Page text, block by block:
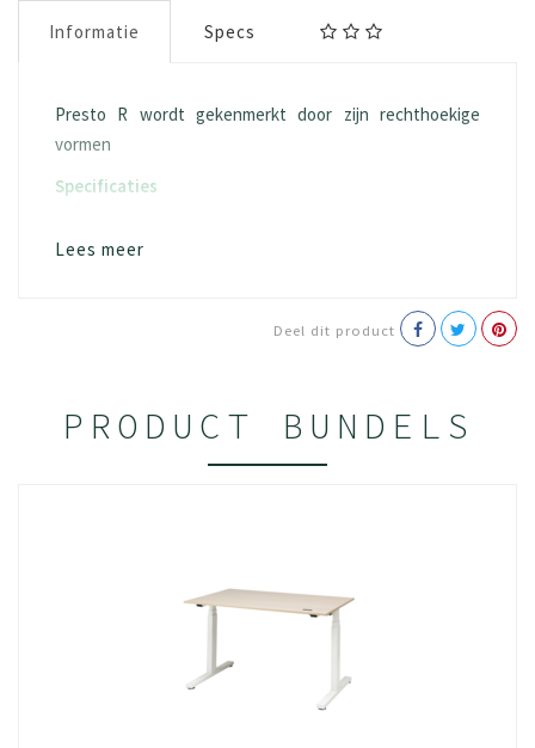
Informatie Specs
Presto R wordt gekenmerkt door zijn rechthoekige
vormen
Specificaties
staal
d.m.v. slechts 1 bout per poot
uitermate stabiel door speciaal ontwikkelde
frameconstructie aan lange zijde; dit biedt
Materialen – bladen
18 mm PEFC™ melamine met LaserTec
randafwerking
kleuren volgens kleurenkaarten “Decoren
Lees meer
Deel dit product
PRODUCT BUNDELS